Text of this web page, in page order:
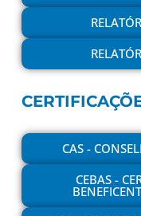
CAS -
CEBAS -